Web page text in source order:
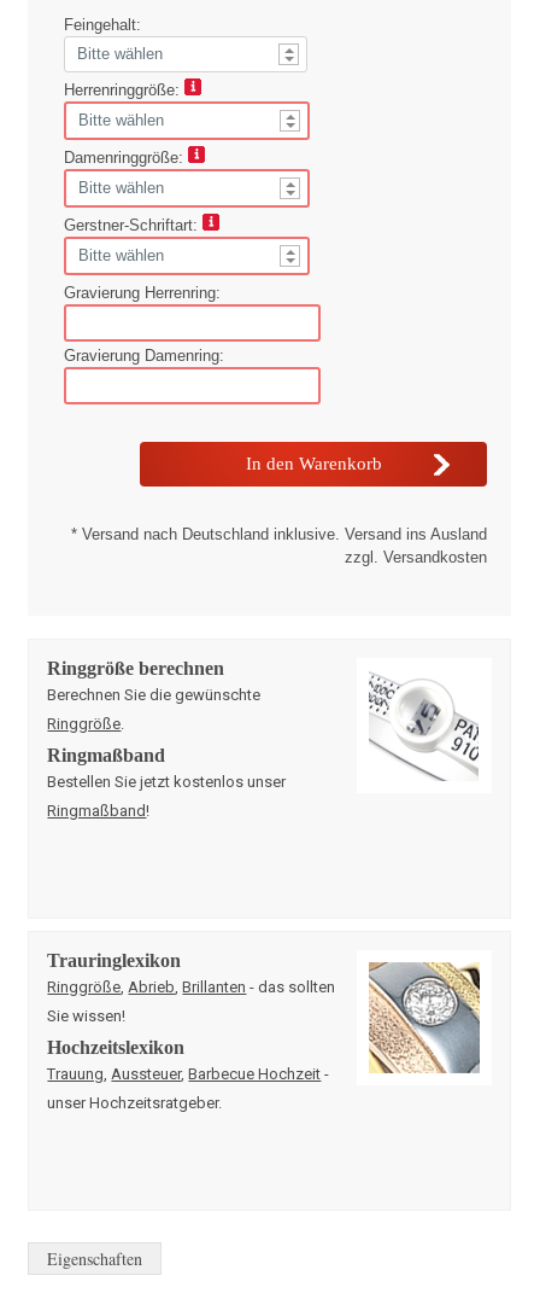
Feingehalt:
Herrenringgröße:
Damenringgröße:
Gerstner-Schriftart:
Gravierung Herrenring:
Gravierung Damenring:
* Versand nach Deutschland inklusive. Versand ins Ausland
zzgl. Versandkosten
Ringgröße berechnen
Berechnen Sie die gewünschte
Ringgröße
Ringmaßband
Bestellen Sie jetzt kostenlos unser
Ringmaßband!
Trauringlexikon
Ringgröße Abrieb ,Brillanten - das sollten
Sie wissen!
Hochzeitslexikon
Trauung Aussteuer,Barbecue Hochzeit -
unser Hochzeitsratgeber.
Eigenschaften